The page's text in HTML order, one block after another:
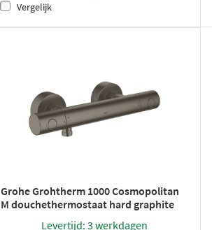
Vergelijk
Grohe Grohtherm 1000 Cosmopolitan
M douchethermostaat hard graphite
Levertijd: 3 werkdagen